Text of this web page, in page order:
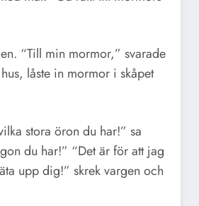
“Till min mormor,” svarade
låste in mormor i skåpet
stora öron du har!” sa
du har!” “Det är för att jag
upp dig!” skrek vargen och